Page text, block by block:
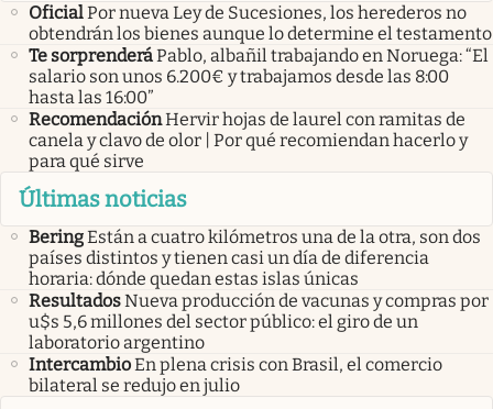
OficialPor nueva Ley de Sucesiones, los herederos no
obtendrán los bienes aunque lo determine el testamento
Te sorprenderáPablo, albañil trabajando en Noruega: “El
salario son unos 6.200€ y trabajamos desde las 8:00
hasta las 16:00”
RecomendaciónHervir hojas de laurel con ramitas de
canela y clavo de olor | Por qué recomiendan hacerlo y
para qué sirve
Últimas noticias
BeringEstán a cuatro kilómetros una de la otra, son dos
países distintos y tienen casi un día de diferencia
horaria: dónde quedan estas islas únicas
ResultadosNueva producción de vacunas y compras por
u$s 5,6 millones del sector público: el giro de un
laboratorio argentino
IntercambioEn plena crisis con Brasil, el comercio
bilateral se redujo en julio